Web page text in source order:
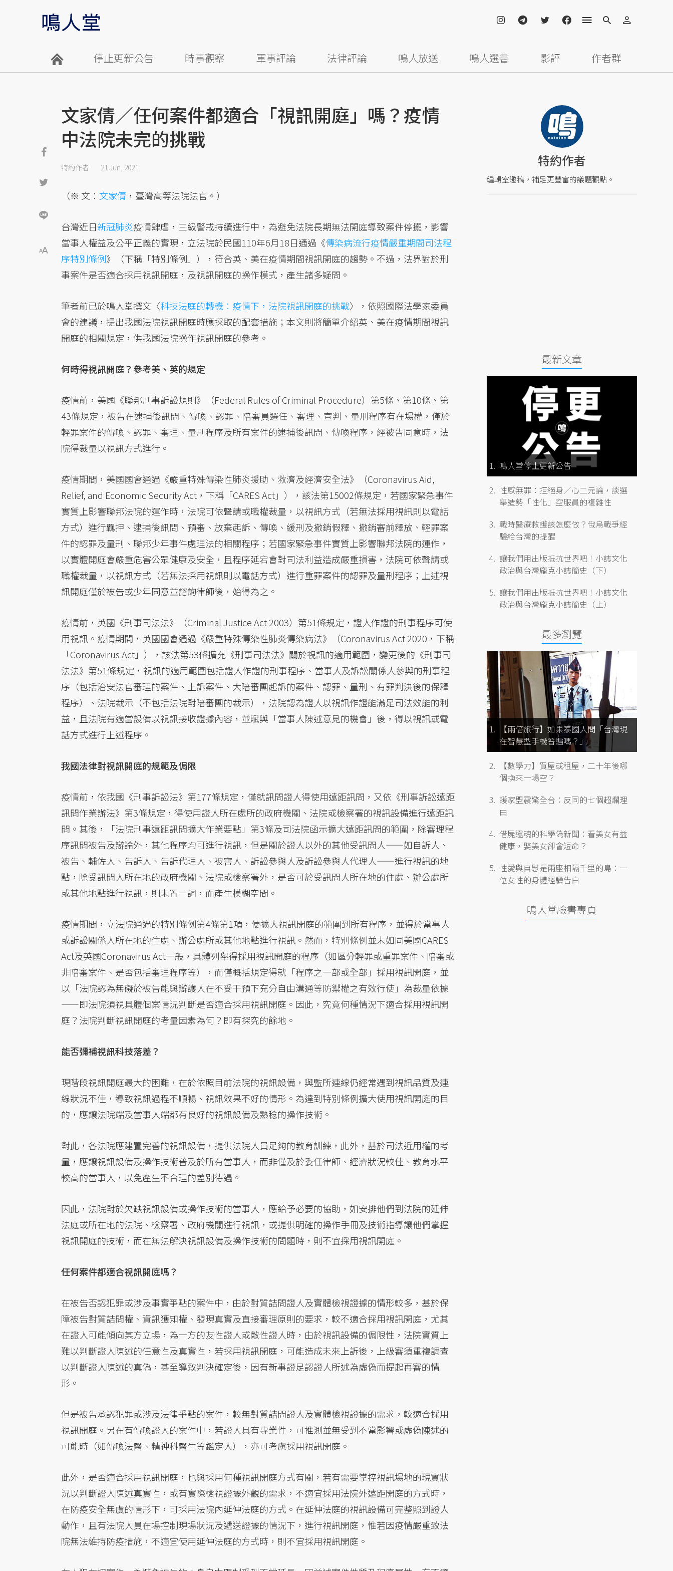
停止更新公告 時事觀察 軍事評論 法律評論 鳴人放送 鳴人選書 影評 作者群
文家倩／任何案件都適合「視訊開庭」嗎？疫情
中法院未完的挑戰
特約作者 21 Jun, 2021
（※ 文： 文家倩 ，臺灣高等法院法官。）
台灣近日新冠肺炎疫情肆虐，三級警戒持續進行中，為避免法院長期無法開庭導致案件停擺，影響
當事人權益及公平正義的實現，立法院於民國110年6月18日通過《傳染病流行疫情嚴重期間司法程
序特別條例》（下稱「特別條例」），符合英、美在疫情期間視訊開庭的趨勢。不過，法界對於刑
事案件是否適合採用視訊開庭，及視訊開庭的操作模式，產生諸多疑問。
筆者前已於鳴人堂撰文〈科技法庭的轉機：疫情下，法院視訊開庭的挑戰〉，依照國際法學家委員
會的建議，提出我國法院視訊開庭時應採取的配套措施；本文則將簡單介紹英、美在疫情期間視訊
開庭的相關規定，供我國法院操作視訊開庭的參考。
何時得視訊開庭？參考美、英的規定
疫情前，美國《聯邦刑事訴訟規則》（Federal Rules of Criminal Procedure）第5條、第10條、第
43條規定，被告在逮捕後訊問、傳喚、認罪、陪審員選任、審理、宣判、量刑程序有在場權，僅於
輕罪案件的傳喚、認罪、審理、量刑程序及所有案件的逮捕後訊問、傳喚程序，經被告同意時，法
院得裁量以視訊方式進行。
疫情期間，美國國會通過《嚴重特殊傳染性肺炎援助、救濟及經濟安全法》（Coronavirus Aid,
Relief, and Economic Security Act，下稱「CARES Act」），該法第15002條規定，若國家緊急事件
實質上影響聯邦法院的運作時，法院可依聲請或職權裁量，以視訊方式（若無法採用視訊則以電話
方式）進行羈押、逮捕後訊問、預審、放棄起訴、傳喚、緩刑及撤銷假釋、撤銷審前釋放、輕罪案
件的認罪及量刑、聯邦少年事件處理法的相關程序；若國家緊急事件實質上影響聯邦法院的運作，
以實體開庭會嚴重危害公眾健康及安全，且程序延宕會對司法利益造成嚴重損害，法院可依聲請或
職權裁量，以視訊方式（若無法採用視訊則以電話方式）進行重罪案件的認罪及量刑程序；上述視
訊開庭僅於被告或少年同意並諮詢律師後，始得為之。
疫情前，英國《刑事司法法》（Criminal Justice Act 2003）第51條規定，證人作證的刑事程序可使
用視訊。疫情期間，英國國會通過《嚴重特殊傳染性肺炎傳染病法》（Coronavirus Act 2020，下稱
「Coronavirus Act」），該法第53條擴充《刑事司法法》關於視訊的適用範圍，變更後的《刑事司
法法》第51條規定，視訊的適用範圍包括證人作證的刑事程序、當事人及訴訟關係人參與的刑事程
序（包括治安法官審理的案件、上訴案件、大陪審團起訴的案件、認罪、量刑、有罪判決後的保釋
程序）、法院裁示（不包括法院對陪審團的裁示），法院認為證人以視訊作證能滿足司法效能的利
益，且法院有適當設備以視訊接收證據內容，並賦與「當事人陳述意見的機會」後，得以視訊或電
話方式進行上述程序。
我國法律對視訊開庭的規範及侷限
疫情前，依我國《刑事訴訟法》第177條規定，僅就訊問證人得使用遠距訊問，又依《刑事訴訟遠距
訊問作業辦法》第3條規定，得使用證人所在處所的政府機關、法院或檢察署的視訊設備進行遠距訊
問。其後，「法院刑事遠距訊問擴大作業要點」第3條及司法院函示擴大遠距訊問的範圍，除審理程
序訊問被告及辯論外，其他程序均可進行視訊，但是關於證人以外的其他受訊問人——如自訴人、
被告、輔佐人、告訴人、告訴代理人、被害人、訴訟參與人及訴訟參與人代理人——進行視訊的地
點，除受訊問人所在地的政府機關、法院或檢察署外，是否可於受訊問人所在地的住處、辦公處所
或其他地點進行視訊，則未置一詞，而產生模糊空間。
疫情期間，立法院通過的特別條例第4條第1項，便擴大視訊開庭的範圍到所有程序，並得於當事人
或訴訟關係人所在地的住處、辦公處所或其他地點進行視訊。然而，特別條例並未如同美國CARES
Act及英國Coronavirus Act一般，具體列舉得採用視訊開庭的程序（如區分輕罪或重罪案件、陪審或
非陪審案件、是否包括審理程序等），而僅概括規定得就「程序之一部或全部」採用視訊開庭，並
以「法院認為無礙於被告能與辯護人在不受干預下充分自由溝通等防禦權之有效行使」為裁量依據
——即法院須視具體個案情況判斷是否適合採用視訊開庭。因此，究竟何種情況下適合採用視訊開
庭？法院判斷視訊開庭的考量因素為何？即有探究的餘地。
能否彌補視訊科技落差？
現階段視訊開庭最大的困難，在於依照目前法院的視訊設備，與監所連線仍經常遇到視訊品質及連
線狀況不佳，導致視訊過程不順暢、視訊效果不好的情形。為達到特別條例擴大使用視訊開庭的目
的，應讓法院端及當事人端都有良好的視訊設備及熟稔的操作技術。
對此，各法院應建置完善的視訊設備，提供法院人員足夠的教育訓練，此外，基於司法近用權的考
量，應讓視訊設備及操作技術普及於所有當事人，而非僅及於委任律師、經濟狀況較佳、教育水平
較高的當事人，以免產生不合理的差別待遇。
因此，法院對於欠缺視訊設備或操作技術的當事人，應給予必要的協助，如安排他們到法院的延伸
法庭或所在地的法院、檢察署、政府機關進行視訊，或提供明確的操作手冊及技術指導讓他們掌握
視訊開庭的技術，而在無法解決視訊設備及操作技術的問題時，則不宜採用視訊開庭。
任何案件都適合視訊開庭嗎？
在被告否認犯罪或涉及事實爭點的案件中，由於對質詰問證人及實體檢視證據的情形較多，基於保
障被告對質詰問權、資訊獲知權、發現真實及直接審理原則的要求，較不適合採用視訊開庭，尤其
在證人可能傾向某方立場，為一方的友性證人或敵性證人時，由於視訊設備的侷限性，法院實質上
難以判斷證人陳述的任意性及真實性，若採用視訊開庭，可能造成未來上訴後，上級審須重複調查
以判斷證人陳述的真偽，甚至導致判決確定後，因有新事證足認證人所述為虛偽而提起再審的情
形。
但是被告承認犯罪或涉及法律爭點的案件，較無對質詰問證人及實體檢視證據的需求，較適合採用
視訊開庭。另在有傳喚證人的案件中，若證人具有專業性，可推測並無受到不當影響或虛偽陳述的
可能時（如傳喚法醫、精神科醫生等鑑定人），亦可考慮採用視訊開庭。
此外，是否適合採用視訊開庭，也與採用何種視訊開庭方式有關，若有需要掌控視訊場地的現實狀
況以判斷證人陳述真實性，或有實際檢視證據外觀的需求，不適宜採用法院外遠距開庭的方式時，
在防疫安全無虞的情形下，可採用法院內延伸法庭的方式。在延伸法庭的視訊設備可完整照到證人
動作，且有法院人員在場控制現場狀況及遞送證據的情況下，進行視訊開庭，惟若因疫情嚴重致法
院無法維持防疫措施，不適宜使用延伸法庭的方式時，則不宜採用視訊開庭。
特約作者
編輯室邀稿，補足更豐富的議題觀點。
最新文章
鳴人堂停止更新公告
性感無罪：拒絕身／心二元論，談選
舉造勢「性化」空服員的複雜性
戰時醫療救護該怎麼做？俄烏戰爭經
驗給台灣的提醒
讓我們用出版抵抗世界吧！小誌文化
政治與台灣龐克小誌簡史（下）
讓我們用出版抵抗世界吧！小誌文化
政治與台灣龐克小誌簡史（上）
最多瀏覽
【兩倍旅行】如果泰國人問「台灣現
在智慧型手機普遍嗎？」
【數學力】買屋或租屋，二十年後哪
個換來一場空？
護家盟震驚全台：反同的七個超爛理
由
借屍還魂的科學偽新聞：看美女有益
健康，娶美女卻會短命？
性愛與自慰是兩座相隔千里的島：一
位女性的身體經驗告白
鳴人堂臉書專頁